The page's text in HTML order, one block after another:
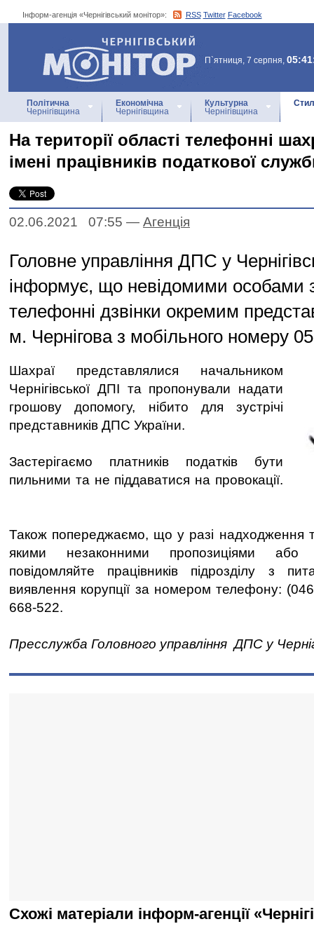
Інформ-агенція «Чернігівський монітор»: RSS Twitter Facebook
Інформ-агенція
«Чернігівський монітор»
П`ятниця, 7 серпня,
Політична
Чернігівщина
Економічна
Чернігівщина
Культурна
Чернігівщина
На території області телефонні
імені працівників податкової
02.06.2021 07:55 — Агенцiя
Головне управління ДПС у
інформує, що невідомими особами
телефонні дзвінки окремим
м. Чернігова з мобільного номеру
Шахраї представлялися начальником
Чернігівської ДПІ та пропонували надати
грошову допомогу, нібито для зустрічі
представників ДПС України.
Застерігаємо платників податків бути
пильними та не піддаватися на провокації.
Також попереджаємо, що у разі надходження
якими незаконними пропозиціями або
повідомляйте працівників підрозділу з
виявлення корупції за номером телефону:
668-522.
Пресслужба Головного управління ДПС у
Схожі матеріали інформ-агенції